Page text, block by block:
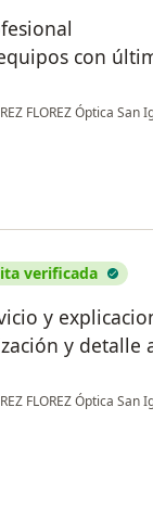
con
FLOREZ Óptica San
Gloria lozano
verificada
y
y detalle
FLOREZ Óptica San
J. Torres